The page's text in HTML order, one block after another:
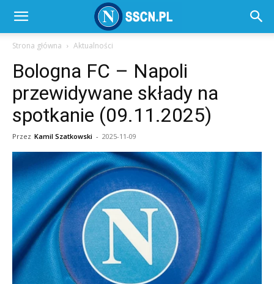
SSC
Napoli
SSCN.pl
Strona główna Aktualności
Bologna FC – Napoli
przewidywane składy na
spotkanie (09.11.2025)
Przez Kamil Szatkowski - 2025-11-09